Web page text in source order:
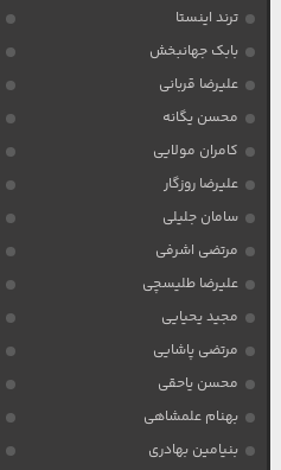
ترند اینستا
بابک جهانبخش
علیرضا قربانی
محسن یگانه
کامران مولایی
علیرضا روزگار
سامان جلیلی
مرتضی اشرفی
علیرضا طلیسچی
مجید یحیایی
مرتضی پاشایی
محسن یاحقی
بهنام علمشاهی
بنیامین بهادری